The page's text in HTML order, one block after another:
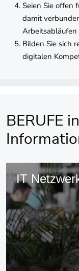
Seien Sie offen
damit
Arbeitsabläufen
Bilden Sie sich
digitalen
BERUFE